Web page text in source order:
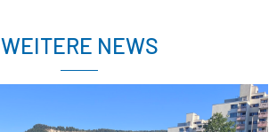
WEITERE NEWS